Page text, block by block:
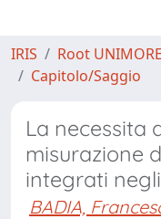
IRIS Root UNIMORE
Capitolo/Saggio
La necessita
misurazione
integrati
BADIA,